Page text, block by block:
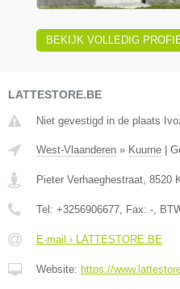
BEKIJK VOLLEDIG
LATTESTORE.BE
Niet gevestigd in de plaats
West-Vlaanderen » Kuurne
Pieter Verhaeghestraat 8520
Tel: +3256906677 , Fax: - ,
E-mail › LATTESTORE.BE
Website: https://